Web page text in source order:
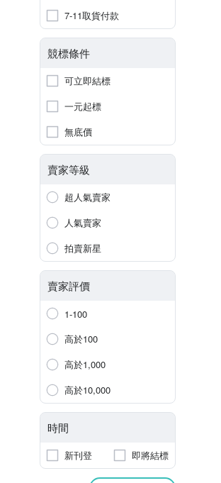
7-11取貨付款
競標條件
可立即結標
一元起標
無底價
賣家等級
超人氣賣家
人氣賣家
拍賣新星
賣家評價
1-100
高於100
高於1,000
高於10,000
時間
新刊登 即將結標